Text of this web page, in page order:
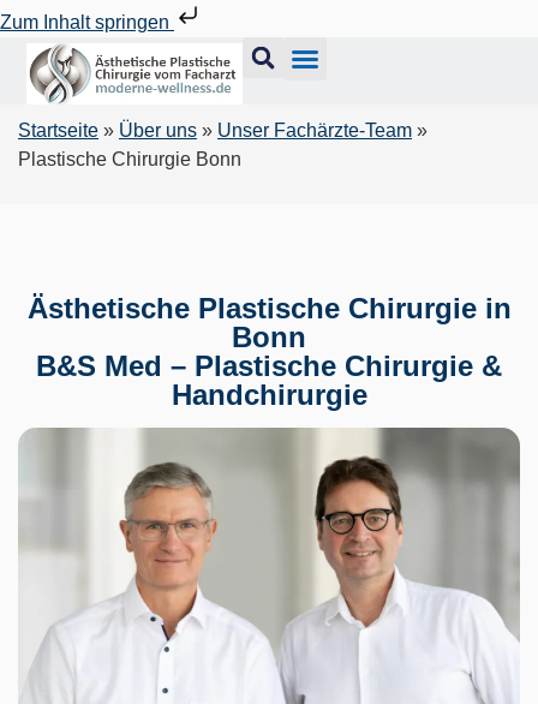
Zum Inhalt springen
Startseite » Über uns » Unser Fachärzte-Team »
Plastische Chirurgie Bonn
Ästhetische Plastische Chirurgie in
Bonn
B&S Med – Plastische Chirurgie &
Handchirurgie